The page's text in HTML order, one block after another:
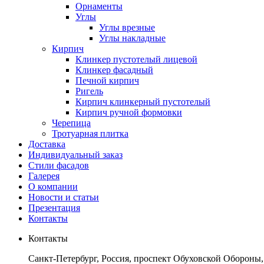
Орнаменты
Углы
Углы врезные
Углы накладные
Кирпич
Клинкер пустотелый лицевой
Клинкер фасадный
Печной кирпич
Ригель
Кирпич клинкерный пустотелый
Кирпич ручной формовки
Черепица
Тротуарная плитка
Доставка
Индивидуальный заказ
Стили фасадов
Галерея
О компании
Новости и статьи
Презентация
Контакты
Контакты
Санкт-Петербург, Россия, проспект Обуховской